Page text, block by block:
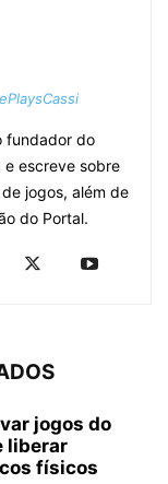
fundador do
e escreve sobre
jogos, além de
do Portal.
jogos do
liberar
físicos